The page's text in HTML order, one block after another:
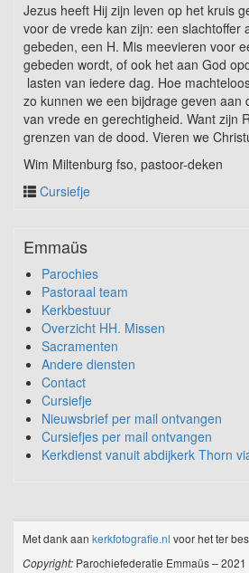
Jezus heeft Hij zijn leven op het kruis
voor de vrede kan zijn: een slachtoffer
gebeden, een H. Mis meevieren voor
gebeden wordt, of ook het aan God
lasten van iedere dag. Hoe
zo kunnen we een bijdrage geven aan
van vrede en gerechtigheid. Want zijn
grenzen van de dood. Vieren we
Wim Miltenburg fso, pastoor-deken
Cursiefje
Emmaüs
Parochies
Pastoraal team
Kerkbestuur
Overzicht HH. Missen
Sacramenten
Andere diensten
Contact
Cursiefje
Nieuwsbrief per mail ontvangen
Cursiefjes per mail ontvangen
Kerkdienst vanuit abdijkerk Thorn
Met dank aan kerkfotografie.nl voor het ter
Copyright: Parochiefederatie Emmaüs – 2021